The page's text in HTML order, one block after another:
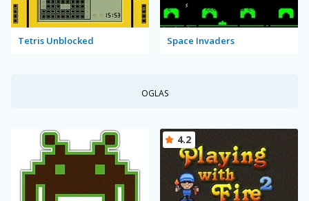
Tetris Unblocked Space Invaders
OGLAS
4.2